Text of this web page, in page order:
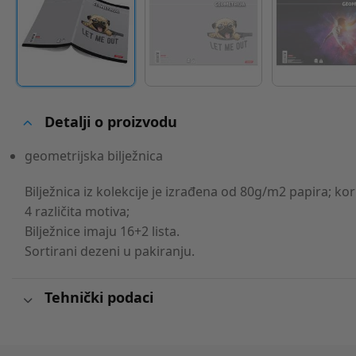
Detalji o proizvodu
geometrijska bilježnica
Bilježnica iz kolekcije je izrađena od 80g/m2 papira;
4 različita motiva;
Bilježnice imaju 16+2 lista.
Sortirani dezeni u pakiranju.
Tehnički podaci